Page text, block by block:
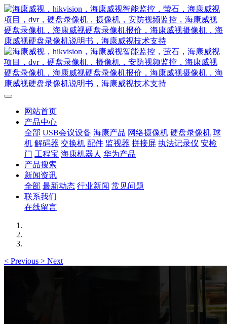
网站首页
产品中心
全部 USB会议设备 海康产品 网络摄像机 硬盘录像机 球
机 解码器 交换机 配件 监视器 拼接屏 执法记录仪 安检
门 工程宝 海康机器人 华为产品
产品搜索
新闻资讯
全部 最新动态 行业新闻 常见问题
联系我们
在线留言
< Previous > Next